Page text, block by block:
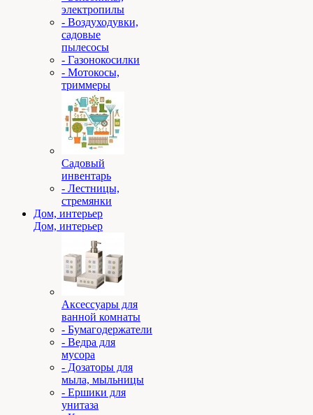
электропилы
- Воздуходувки,
садовые
пылесосы
- Газонокосилки
- Мотокосы,
триммеры
Садовый
инвентарь
- Лестницы,
стремянки
Дом, интерьер
Дом, интерьер
Аксессуары для
ванной комнаты
- Бумагодержатели
- Ведра для
мусора
- Дозаторы для
мыла, мыльницы
- Ершики для
унитаза